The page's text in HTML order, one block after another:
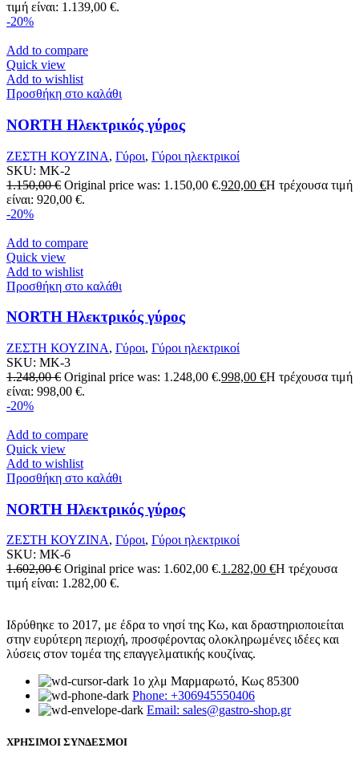
τιμή είναι: 1.139,00 €.
-20%
Add to compare
Quick view
Add to wishlist
Προσθήκη στο καλάθι
NORTH Ηλεκτρικός γύρος
ΖΕΣΤΗ ΚΟΥΖΙΝΑ, Γύροι, Γύροι ηλεκτρικοί
SKU: MK-2
1.150,00€ Original price was: 1.150,00 €.920,00 €Η τρέχουσα τιμή
είναι: 920,00 €.
-20%
Add to compare
Quick view
Add to wishlist
Προσθήκη στο καλάθι
NORTH Ηλεκτρικός γύρος
ΖΕΣΤΗ ΚΟΥΖΙΝΑ, Γύροι, Γύροι ηλεκτρικοί
SKU: MK-3
1.248,00€ Original price was: 1.248,00 €.998,00 €Η τρέχουσα τιμή
είναι: 998,00 €.
-20%
Add to compare
Quick view
Add to wishlist
Προσθήκη στο καλάθι
NORTH Ηλεκτρικός γύρος
ΖΕΣΤΗ ΚΟΥΖΙΝΑ, Γύροι, Γύροι ηλεκτρικοί
SKU: MK-6
1.602,00€ Original price was: 1.602,00 €.1.282,00 €Η τρέχουσα
τιμή είναι: 1.282,00 €.
Ιδρύθηκε το 2017, με έδρα το νησί της Κω, και δραστηριοποιείται
στην ευρύτερη περιοχή, προσφέροντας ολοκληρωμένες ιδέες και
λύσεις στον τομέα της επαγγελματικής κουζίνας.
1ο χλμ Μαρμαρωτό, Κως 85300
Phone: +306945550406
Email: sales@gastro-shop.gr
ΧΡΗΣΙΜΟΙ ΣΥΝΔΕΣΜΟΙ